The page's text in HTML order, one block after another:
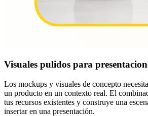
Visuales pulidos para
Los mockups y visuales de concepto
un producto en un contexto real. El
tus recursos existentes y construye una
insertar en una presentación.